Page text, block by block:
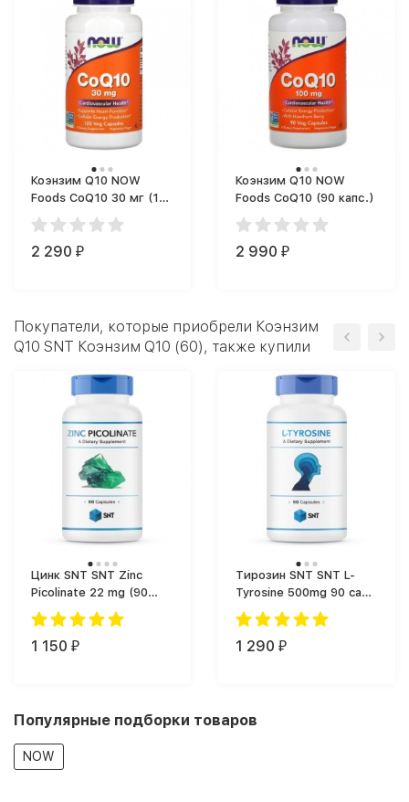
Коэнзим Q10 NOW
Foods CoQ10 30 мг (120
капс.)
2 290 ₽
Коэнзим Q10 NOW
Foods CoQ10 (90 капс.)
2 990 ₽
Покупатели, которые приобрели Коэнзим
Q10 SNT Коэнзим Q10 (60), также купили
Цинк SNT SNT Zinc
Picolinate 22 mg (90
капс.)
1 150 ₽
Тирозин SNT SNT L-
Tyrosine 500mg 90 caps
(90 капс.)
1 290 ₽
Популярные подборки товаров
NOW